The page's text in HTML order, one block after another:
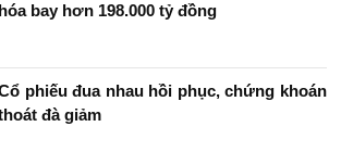
hóa bay hơn 198.000 tỷ đồng
phiếu đua nhau hồi phục, chứng khoán
đà giảm